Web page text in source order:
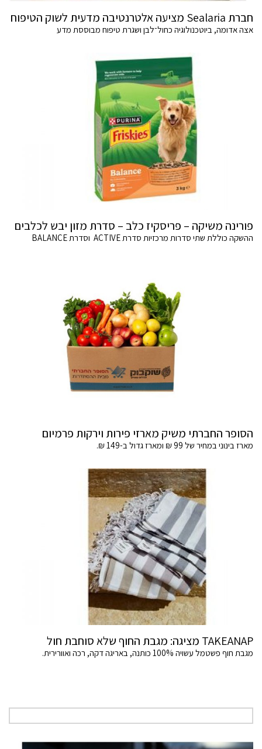
חברת Sealaria מציעה אלטרנטיבה מדעית לשוק הטיפוח
אצה אדומה, ביוטכנולוגיה כחול־לבן ושגרת טיפוח מבוססת מדע
פורינה משיקה – פריסקיז כלב – סדרת מזון יבש לכלבים
ההשקה כוללת שתי סדרות מרכזיות סדרת ACTIVE וסדרת BALANCE
הסופר החברתי משיק מארזי פירות וירקות פרמיום
מארז בינוני במחיר של 99 ₪ ומארז גדול ב-149 ₪.
TAKEANAP מציגה: מגבת החוף שלא סוחבת חול
מגבת חוף פשטמל עשויה 100% כותנה, באריגה דקה, רכה ואוורירית.